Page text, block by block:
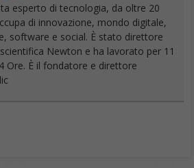
esperto di tecnologia, da oltre 20
di innovazione, mondo digitale,
software e social. È stato direttore
Newton e ha lavorato per 11
Ore. È il fondatore e direttore